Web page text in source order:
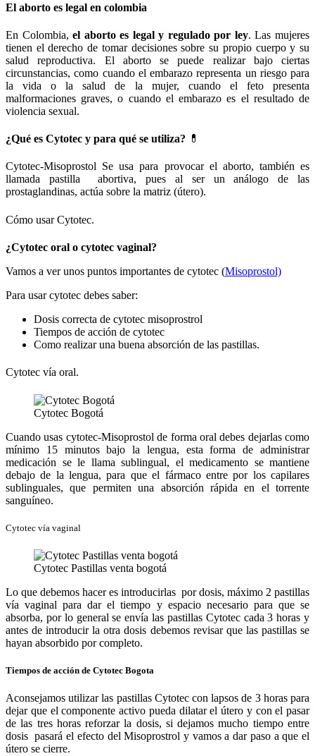
El aborto es legal en colombia
En Colombia,el aborto es legal y regulado por ley. Las mujeres
tienen el derecho de tomar decisiones sobre su propio cuerpo y su
salud reproductiva. El aborto se puede realizar bajo ciertas
circunstancias, como cuando el embarazo representa un riesgo para
la vida o la salud de la mujer, cuando el feto presenta
malformaciones graves, o cuando el embarazo es el resultado de
violencia sexual.
¿Qué es Cytotec y para qué se utiliza? 💊
Cytotec-Misoprostol Se usa para provocar el aborto, también es
llamada pastilla abortiva, pues al ser un análogo de las
prostaglandinas, actúa sobre la matriz (útero).
Cómo usar Cytotec.
¿Cytotec oral o cytotec vaginal?
Vamos a ver unos puntos importantes de cytotec (Misoprostol)
Para usar cytotec debes saber:
Dosis correcta de cytotec misoprostrol
Tiempos de acción de cytotec
Como realizar una buena absorción de las pastillas.
Cytotec vía oral.
Cytotec Bogotá
Cuando usas cytotec-Misoprostol de forma oral debes dejarlas como
mínimo 15 minutos bajo la lengua, esta forma de administrar
medicación se le llama sublingual, el medicamento se mantiene
debajo de la lengua, para que el fármaco entre por los capilares
sublinguales, que permiten una absorción rápida en el torrente
sanguíneo.
Cytotec vía vaginal
Cytotec Pastillas venta bogotá
Lo que debemos hacer es introducirlas por dosis, máximo 2 pastillas
vía vaginal para dar el tiempo y espacio necesario para que se
absorba, por lo general se envía las pastillas Cytotec cada 3 horas y
antes de introducir la otra dosis debemos revisar que las pastillas se
hayan absorbido por completo.
Tiempos de acción de Cytotec Bogota
Aconsejamos utilizar las pastillas Cytotec con lapsos de 3 horas para
dejar que el componente activo pueda dilatar el útero y con el pasar
de las tres horas reforzar la dosis, si dejamos mucho tiempo entre
dosis pasará el efecto del Misoprostrol y vamos a dar paso a que el
útero se cierre.